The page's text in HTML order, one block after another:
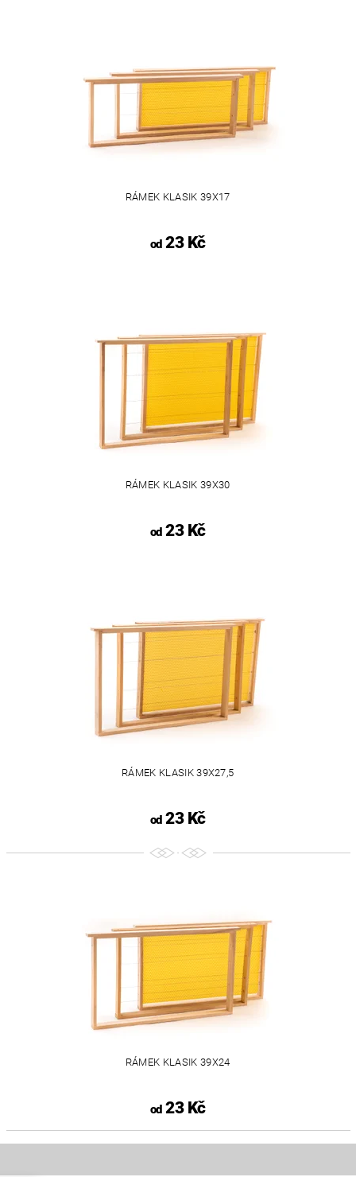
RÁMEK KLASIK 39X17
od23 Kč
RÁMEK KLASIK 39X30
od23 Kč
RÁMEK KLASIK 39X27,5
od23 Kč
RÁMEK KLASIK 39X24
od23 Kč